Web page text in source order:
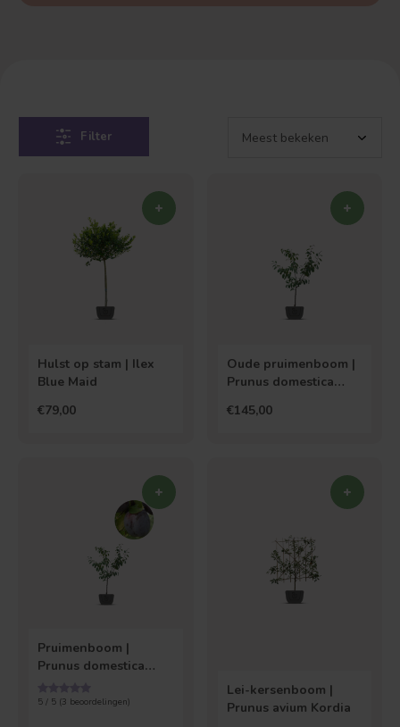
Filter
Hulst op stam | Ilex
Blue Maid
€79,00
Oude pruimenboom |
Prunus domestica
€145,00
Pruimenboom |
Prunus domestica
5 / 5 (3 beoordelingen)
Lei-kersenboom |
Prunus avium Kordia